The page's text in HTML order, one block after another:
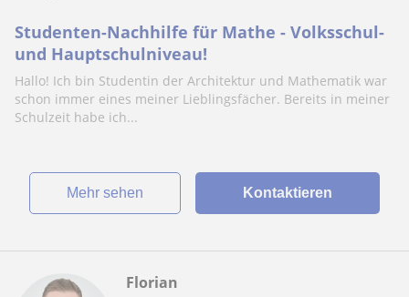
Studenten-Nachhilfe für Mathe - Volksschul-
und Hauptschulniveau!
Hallo! Ich bin Studentin der Architektur und Mathematik war
schon immer eines meiner Lieblingsfächer. Bereits in meiner
Schulzeit habe ich...
Mehr sehen Kontaktieren
Florian